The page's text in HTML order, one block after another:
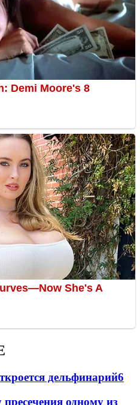
дельфинарий6
пресечения одному из